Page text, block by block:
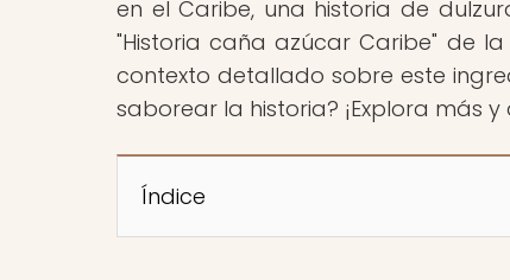
en el Caribe, una historia de
"Historia caña azúcar Caribe" de
contexto detallado sobre este
saborear la historia? ¡Explora más
Índice